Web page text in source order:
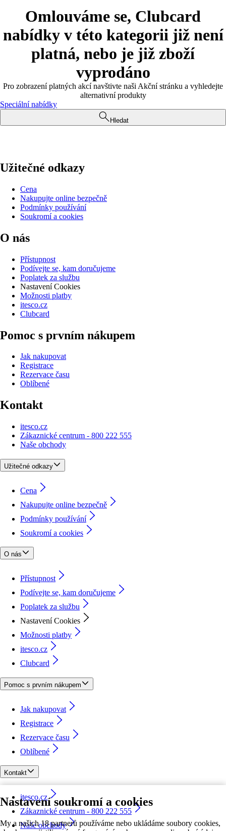
Nastavení soukromí a cookies
My a našich 18 partnerů používáme nebo ukládáme soubory cookies,
Omlouváme se, Clubcard
nabídky v této kategorii již není
platná, nebo je již zboží
vyprodáno
Pro zobrazení platných akcí navštivte naši Akční stránku a vyhledejte
alternativní produkty
Speciální nabídky
Hledat
Užitečné odkazy
Cena
Nakupujte online bezpečně
Podmínky používání
Soukromí a cookies
O nás
Přístupnost
Podívejte se, kam doručujeme
Poplatek za službu
Nastavení Cookies
Možnosti platby
itesco.cz
Clubcard
Pomoc s prvním nákupem
Jak nakupovat
Registrace
Rezervace času
Oblíbené
Kontakt
itesco.cz
Zákaznické centrum - 800 222 555
Naše obchody
Užitečné odkazy
Cena
Nakupujte online bezpečně
Podmínky používání
Soukromí a cookies
O nás
Přístupnost
Podívejte se, kam doručujeme
Poplatek za službu
Nastavení Cookies
Možnosti platby
itesco.cz
Clubcard
Pomoc s prvním nákupem
Jak nakupovat
Registrace
Rezervace času
Oblíbené
Kontakt
itesco.cz
Zákaznické centrum - 800 222 555
Naše obchody